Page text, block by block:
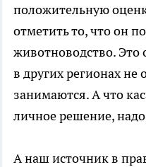
положительную
отметить то, что он
животноводство. Это
в других регионах не
занимаются. А что
личное решение,
А наш источник в